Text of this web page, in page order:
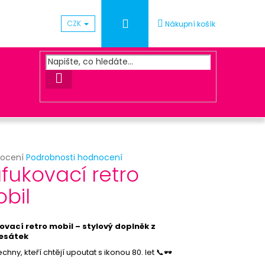
CZK PřihlášeníNákupní košík
HLEDAT
Podrobnosti hodnocení
retro
retro mobil – stylový doplněk z
kteří chtějí upoutat s ikonou 80. let 📞🕶️
S KORKEM